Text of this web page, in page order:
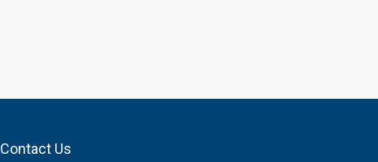
Contact Us